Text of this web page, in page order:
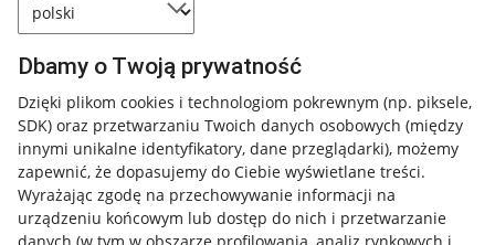
Dbamy o Twoją prywatność
Dzięki plikom cookies i technologiom pokrewnym (np. piksele,
SDK) oraz przetwarzaniu Twoich danych osobowych (między
innymi unikalne identyfikatory, dane przeglądarki), możemy
zapewnić, że dopasujemy do Ciebie wyświetlane treści.
Wyrażając zgodę na przechowywanie informacji na
urządzeniu końcowym lub dostęp do nich i przetwarzanie